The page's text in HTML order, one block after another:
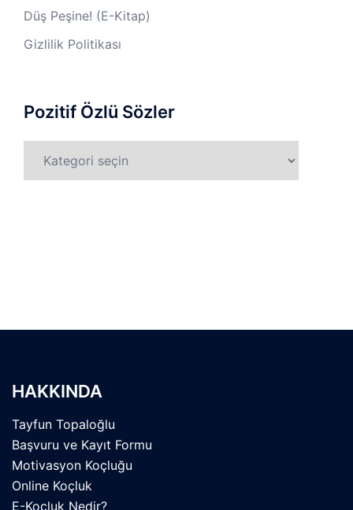
Düş Peşine! (E-Kitap)
Gizlilik Politikası
Pozitif Özlü Sözler
HAKKINDA
Tayfun Topaloğlu
Başvuru ve Kayıt Formu
Motivasyon Koçluğu
Online Koçluk
E-Koçluk Nedir?